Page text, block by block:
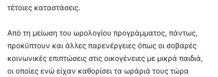
τέτοιες καταστάσεις.
Από τη μείωση του ωρολογίου προγράμματος, πάντως,
προκύπτουν και άλλες παρενέργειες όπως οι σοβαρές
κοινωνικές επιπτώσεις στις οικογένειες με μικρά παιδιά,
οι οποίες ενώ είχαν καθορίσει τα ωράριά τους τώρα